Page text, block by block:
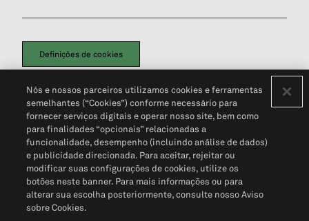
Definições de cookies
Política de PrivacidadePortal de privacidade do cliente (em inglês)
Não Venda Minhas Informações Pessoais© 2026 S&P Global
Nós e nossos parceiros utilizamos cookies e ferramentas
semelhantes (“Cookies”) conforme necessário para
fornecer serviços digitais e operar nosso site, bem como
para finalidades “opcionais” relacionadas a
funcionalidade, desempenho (incluindo análise de dados)
e publicidade direcionada. Para aceitar, rejeitar ou
modificar suas configurações de cookies, utilize os
botões neste banner. Para mais informações ou para
alterar sua escolha posteriormente, consulte nosso Aviso
sobre Cookies.